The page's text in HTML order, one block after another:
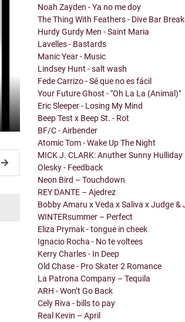
Noah Zayden - Ya no me doy
The Thing With Feathers - Dive Bar
Hurdy Gurdy Men - Saint Maria
Lavelles - Bastards
Manic Year - Music
Lindsey Hunt - salt wash
Fede Carrizo - Sé que no es fácil
Your Future Ghost - "Oh La La (Animal)"
Eric Sleeper - Losing My Mind
Beep Test x Beep St. - Rot
BF/C - Airbender
Atomic Tom - Wake Up The Night
MICK J. CLARK: Anuther Sunny Hulliday
Olesky - Feedback
Neon Bird – Touchdown
REY DANTE – Ajedrez
Bobby Amaru x Veda x Saliva x Judge &
WINTERsummer – Perfect
Eliza Prymak - tongue in cheek
Ignacio Rocha - No te voltees
Kerry Charles - In Deep
Old Chase - Pro Skater 2 Romance
La Patrona Company – Tequila
ARH - Won’t Go Back
Cely Riva - bills to pay
Real Kevin – April